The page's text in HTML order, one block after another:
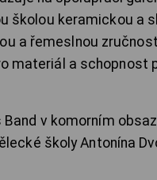
školou keramickou a
a řemeslnou zručnost
materiál a schopnost
v komorním
školy Antonína